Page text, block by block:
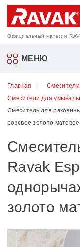
Официальный магазин
МЕНЮ
Акриловые
Шторки для
Аксессуары
Унитазы и
Душевые
Душевые
Главная
Смесители для
Смеситель для
розовое золото матовое
Ravak
золото